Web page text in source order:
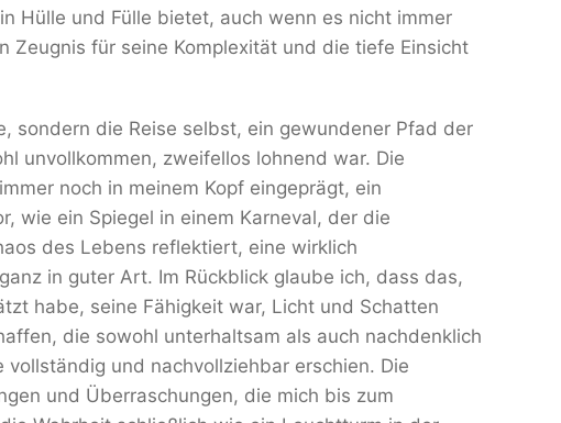
Hülle und Fülle bietet, auch wenn es nicht immer
Zeugnis für seine Komplexität und die tiefe Einsicht
sondern die Reise selbst, ein gewundener Pfad der
unvollkommen, zweifellos lohnend war. Die
noch in meinem Kopf eingeprägt, ein
wie ein Spiegel in einem Karneval, der die
des Lebens reflektiert, eine wirklich
in guter Art. Im Rückblick glaube ich, dass das,
habe, seine Fähigkeit war, Licht und Schatten
die sowohl unterhaltsam als auch nachdenklich
und nachvollziehbar erschien. Die
und Überraschungen, die mich bis zum